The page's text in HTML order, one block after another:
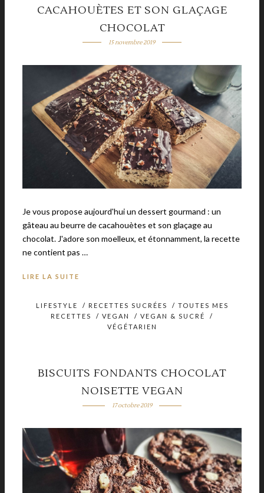
CACAHOUÈTES ET SON GLAÇAGE
CHOCOLAT
15 novembre 2019
Je vous propose aujourd'hui un dessert gourmand : un
gâteau au beurre de cacahouètes et son glaçage au
chocolat. J'adore son moelleux, et étonnamment, la recette
ne contient pas …
LIRE LA SUITE
LIFESTYLE / RECETTES SUCRÉES / TOUTES MES
RECETTES
/ VEGAN / VEGAN & SUCRÉ
/
VÉGÉTARIEN
BISCUITS FONDANTS CHOCOLAT
NOISETTE VEGAN
17 octobre 2019